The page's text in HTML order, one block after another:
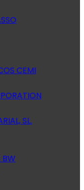
CEMI
SL.
BW